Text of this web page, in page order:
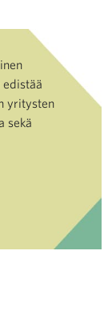
yritysten
sekä